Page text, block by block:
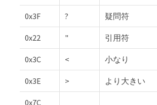
0x3F ? 疑問符
0x22 " 引用符
0x3C < 小なり
0x3E > より大きい
0x7C